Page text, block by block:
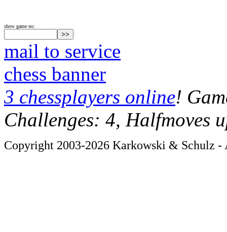
show game no:
mail to service
chess banner
3 chessplayers online!
Challenges: 4, Halfmoves
Copyright 2003-2026 Karkowski & Schulz